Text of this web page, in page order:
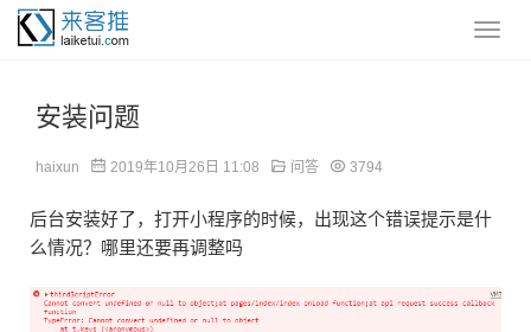
安装问题
haixun 2019年10月26日 11:08 问答 3794
后台安装好了，打开小程序的时候，出现这个错误提示是什
么情况？哪里还要再调整吗